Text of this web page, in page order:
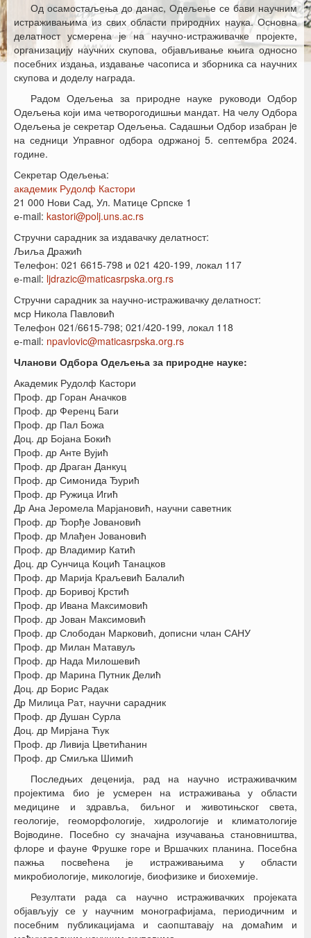
Од осамостаљења до данас, Одељење се бави научним
истраживањима из свих области природних наука. Основна
делатност усмерена је на научно-истраживачке пројекте,
организацију научних скупова, објављивање књига односно
посебних издања, издавање часописа и зборника са научних
скупова и доделу награда.
Радом Одељења за природне науке руководи Одбор
Одељења који има четворогодишњи мандат. Нa челу Одбора
Одељења је секретар Одељења. Садашњи Одбор изабран je
на седници Управног одбора одржаној 5. септембра 2024.
године.
Секретар Одељења:
академик Рудолф Кастори
21 000 Нови Сад, Ул. Матице Српске 1
е-mail: kastori@polj.uns.ac.rs
Стручни сарадник за издавачку делатност:
Љиља Дражић
Телефон: 021 6615-798 и 021 420-199, локал 117
е-mail: ljdrazic@maticasrpska.org.rs
Стручни сарадник за научно-истраживачку делатност:
мср Никола Павловић
Телефон 021/6615-798; 021/420-199, локал 118
е-mail: npavlovic@maticasrpska.org.rs
Чланови Одбора Одељења за природне науке:
Академик Рудолф Кастори
Проф. др Горан Аначков
Проф. др Ференц Баги
Проф. др Пал Божа
Доц. др Бојана Бокић
Проф. др Анте Вујић
Проф. др Драган Данкуц
Проф. др Симонида Ђурић
Проф. др Ружица Игић
Др Ана Јеромела Марјановић, научни саветник
Проф. др Ђорђе Јовановић
Проф. др Млађен Јовановић
Проф. др Владимир Катић
Доц. др Сунчица Коцић Танацков
Проф. др Марија Краљевић Балалић
Проф. др Боривој Крстић
Проф. др Ивана Максимовић
Проф. др Јован Максимовић
Проф. др Слободан Марковић, дописни члан САНУ
Проф. др Милан Матавуљ
Проф. др Нада Милошевић
Проф. др Марина Путник Делић
Доц. др Борис Радак
Др Милица Рат, научни сарадник
Проф. др Душан Сурла
Доц. др Мирјана Ћук
Проф. др Ливија Цветићанин
Проф. др Смиљка Шимић
Последњих деценија, рад на научно истраживачким
пројектима био је усмерен на истраживања у области
медицине и здравља, биљног и животињског света,
геологије, геоморфологије, хидрологије и климатологије
Војводине. Посебно су значајна изучавања становништва,
флоре и фауне Фрушке горе и Вршачких планина. Посебна
пажња посвећена је истраживањима у области
микробиологије, микологије, биофизике и биохемије.
Резултати рада са научно истраживачких пројеката
објављују се у научним монографијама, периодичним и
посебним публикацијама и саопштавају на домаћим и